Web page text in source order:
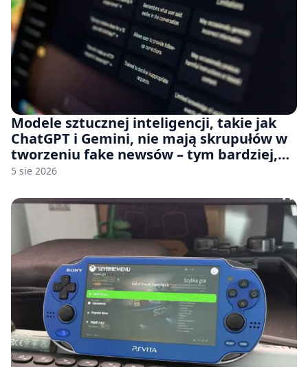
Modele sztucznej inteligencji, takie jak
ChatGPT i Gemini, nie mają skrupułów w
tworzeniu fake newsów – tym bardziej,
jeśli rozmawiasz z nimi po polsku
5 sie 2026